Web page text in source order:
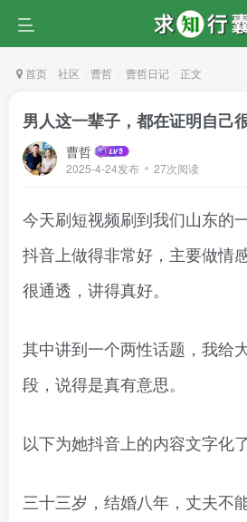
首页 社区 曹哲 曹哲日记 正文
男人这一辈子，都在证明自己
曹哲
2025-4-24发布 27次阅读
今天刷短视频刷到我们山东的
抖音上做得非常好，主要做情
很通透，讲得真好。
其中讲到一个两性话题，我给
段，说得是真有意思。
以下为她抖音上的内容文字化了
三十三岁，结婚八年，丈夫不